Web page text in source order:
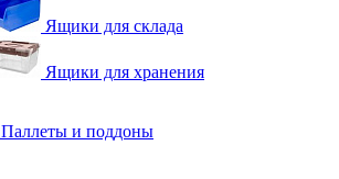
Ящики для склада
Ящики для хранения
Паллеты и поддоны